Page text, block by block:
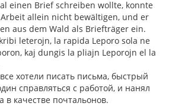
einen Brief schreiben wollte, konnte
allein nicht bewältigen, und er
aus dem Wald als Briefträger ein.
leterojn, la rapida Leporo sola ne
kaj dungis la pliajn Leporojn el la
хотели писать письма, быстрый
справляться с работой, и нанял
в качестве почтальонов.